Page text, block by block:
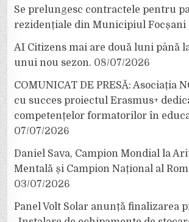
Se prelungesc contractele pentru
rezidențiale din Municipiul Focșani
AI Citizens mai are două luni până
unui nou sezon. 08/07/2026
COMUNICAT DE PRESĂ: Asociația
cu succes proiectul Erasmus+
competențelor formatorilor în
07/07/2026
Daniel Sava, Campion Mondial la
Mentală și Campion Național al
03/07/2026
Panel Volt Solar anunță finalizarea